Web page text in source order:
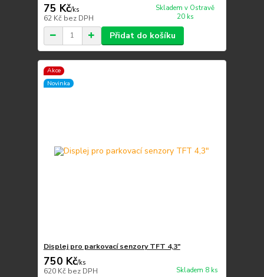
75 Kč/ks
62 Kč bez DPH
Skladem v Ostravě
20 ks
Přidat do košíku
Akce
Novinka
Displej pro parkovací senzory TFT 4,3"
750 Kč/ks
620 Kč bez DPH Skladem 8 ks